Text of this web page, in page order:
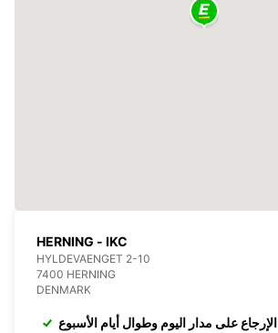
HERNING - IKC
HYLDEVAENGET 2-10
7400 HERNING
DENMARK
الإرجاع على مدار اليوم وطوال أيام الأسبوع